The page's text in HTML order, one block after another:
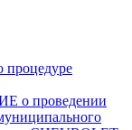
проведении